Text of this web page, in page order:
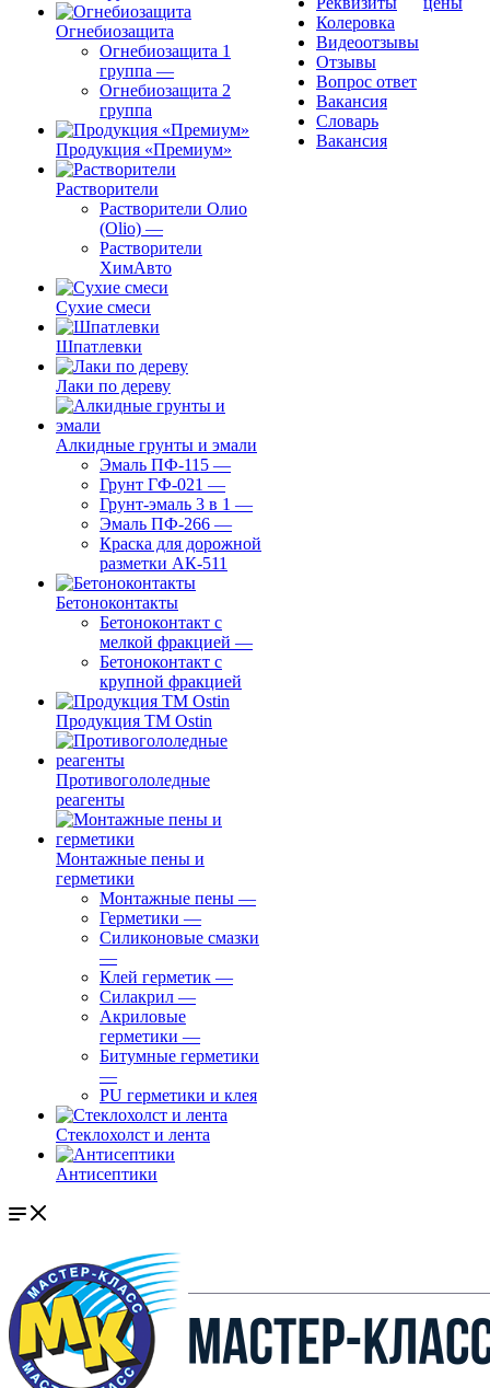
Огнебиозащита
Огнебиозащита 1
группа —
Огнебиозащита 2
группа
Продукция «Премиум»
Растворители
Растворители Олио
(Olio) —
Растворители
ХимАвто
Сухие смеси
Шпатлевки
Лаки по дереву
Алкидные грунты и эмали
Эмаль ПФ-115 —
Грунт ГФ-021 —
Грунт-эмаль 3 в 1 —
Эмаль ПФ-266 —
Краска для дорожной
разметки АК-511
Бетоноконтакты
Бетоноконтакт с
мелкой фракцией —
Бетоноконтакт с
крупной фракцией
Продукция ТМ Ostin
Противогололедные
реагенты
Монтажные пены и
герметики
Монтажные пены —
Герметики —
Силиконовые смазки
—
Клей герметик —
Силакрил —
Акриловые
герметики —
Битумные герметики
—
PU герметики и клея
Стеклохолст и лента
Антисептики
Колеровка
Видеоотзывы
Отзывы
Вопрос ответ
Вакансия
Словарь
Вакансия